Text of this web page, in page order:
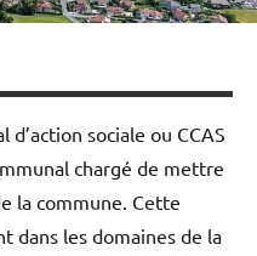
sociale ou CCAS
chargé de mettre
la commune. Cette
dans les domaines de la